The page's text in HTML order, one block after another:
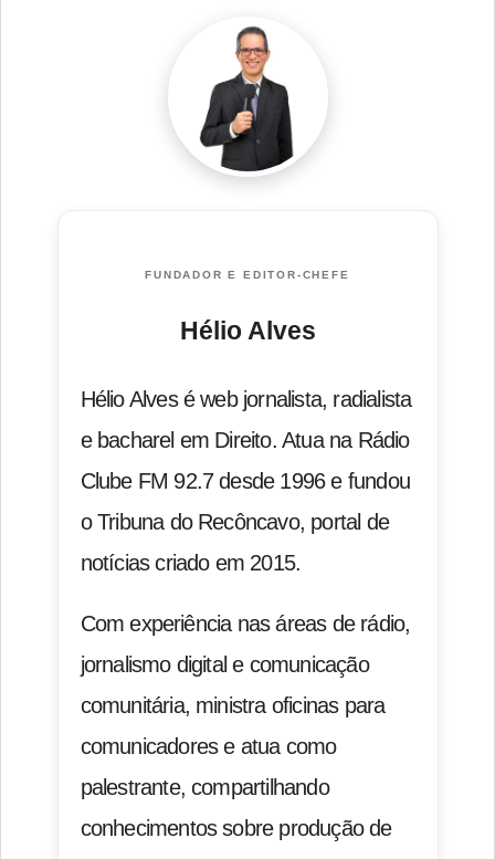
FUNDADOR E EDITOR-CHEFE
Hélio Alves
Hélio Alves é web jornalista, radialista
e bacharel em Direito. Atua na Rádio
Clube FM 92.7 desde 1996 e fundou
o Tribuna do Recôncavo, portal de
notícias criado em 2015.
Com experiência nas áreas de rádio,
jornalismo digital e comunicação
comunitária, ministra oficinas para
comunicadores e atua como
palestrante, compartilhando
conhecimentos sobre produção de